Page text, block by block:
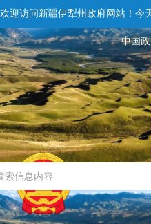
欢迎访问新疆伊犁州政府网站！ 今
中国